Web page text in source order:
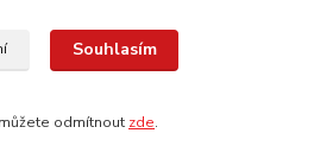
2024 Martha Black
Souhlasím
odmítnout zde.